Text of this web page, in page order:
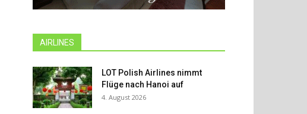
AIRLINES
LOT Polish Airlines nimmt
Flüge nach Hanoi auf
4. August 2026